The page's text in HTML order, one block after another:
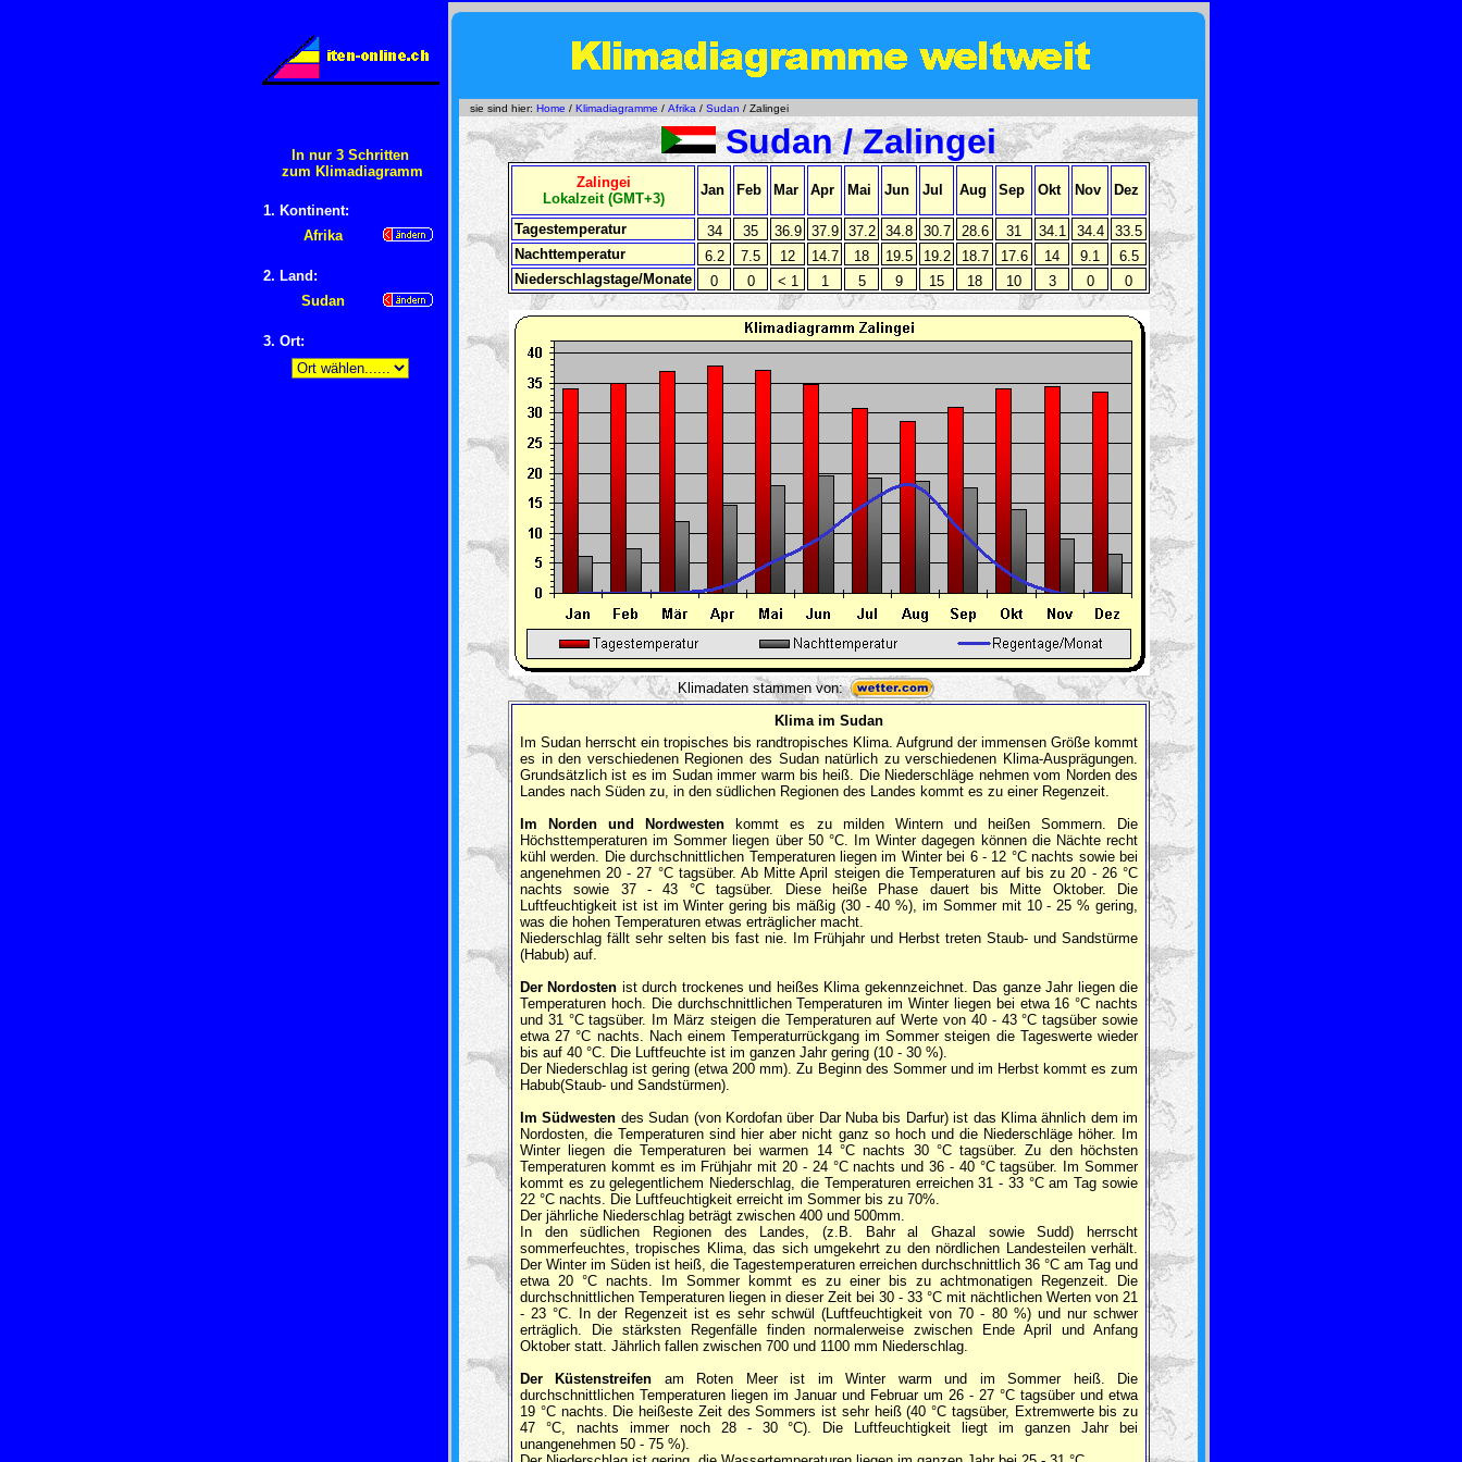
sie sind hier: Home / Klimadiagramme / Afrika / Sudan / Zalingei
In nur 3 Schritten
zum Klimadiagramm
1. Kontinent:
Afrika
2. Land:
Sudan
3. Ort:
Sudan / Zalingei
Zalingei
Lokalzeit (GMT+3)
Jan Feb Mar Apr Mai Jun Jul Aug Sep Okt Nov Dez
Tagestemperatur 34 35 36.9 37.9 37.2 34.8 30.7 28.6 31 34.1 34.4
33.5
Nachttemperatur
6.2 7.5 12 14.7 18 19.5 19.2 18.7 17.6 14 9.1
6.5
Niederschlagstage/Monate
0 0 < 1 1 5 9 15 18 10 3 0 0
Klimadaten stammen von:
Klima im Sudan
Im Sudan herrscht ein tropisches bis randtropisches Klima. Aufgrund der immensen Größe kommt
es in den verschiedenen Regionen des Sudan natürlich zu verschiedenen Klima-Ausprägungen.
Grundsätzlich ist es im Sudan immer warm bis heiß. Die Niederschläge nehmen vom Norden des
Landes nach Süden zu, in den südlichen Regionen des Landes kommt es zu einer Regenzeit.
Im Norden und Nordwesten kommt es zu milden Wintern und heißen Sommern. Die
Höchsttemperaturen im Sommer liegen über 50 °C. Im Winter dagegen können die Nächte recht
kühl werden. Die durchschnittlichen Temperaturen liegen im Winter bei 6 - 12 °C nachts sowie bei
angenehmen 20 - 27 °C tagsüber. Ab Mitte April steigen die Temperaturen auf bis zu 20 - 26 °C
nachts sowie 37 - 43 °C tagsüber. Diese heiße Phase dauert bis Mitte Oktober. Die
Luftfeuchtigkeit ist ist im Winter gering bis mäßig (30 - 40 %), im Sommer mit 10 - 25 % gering,
was die hohen Temperaturen etwas erträglicher macht.
Niederschlag fällt sehr selten bis fast nie. Im Frühjahr und Herbst treten Staub- und Sandstürme
(Habub) auf.
Der Nordosten ist durch trockenes und heißes Klima gekennzeichnet. Das ganze Jahr liegen die
Temperaturen hoch. Die durchschnittlichen Temperaturen im Winter liegen bei etwa 16 °C nachts
und 31 °C tagsüber. Im März steigen die Temperaturen auf Werte von 40 - 43 °C tagsüber sowie
etwa 27 °C nachts. Nach einem Temperaturrückgang im Sommer steigen die Tageswerte wieder
bis auf 40 °C. Die Luftfeuchte ist im ganzen Jahr gering (10 - 30 %).
Der Niederschlag ist gering (etwa 200 mm). Zu Beginn des Sommer und im Herbst kommt es zum
Habub(Staub- und Sandstürmen).
Im Südwesten des Sudan (von Kordofan über Dar Nuba bis Darfur) ist das Klima ähnlich dem im
Nordosten, die Temperaturen sind hier aber nicht ganz so hoch und die Niederschläge höher. Im
Winter liegen die Temperaturen bei warmen 14 °C nachts 30 °C tagsüber. Zu den höchsten
Temperaturen kommt es im Frühjahr mit 20 - 24 °C nachts und 36 - 40 °C tagsüber. Im Sommer
kommt es zu gelegentlichem Niederschlag, die Temperaturen erreichen 31 - 33 °C am Tag sowie
22 °C nachts. Die Luftfeuchtigkeit erreicht im Sommer bis zu 70%.
Der jährliche Niederschlag beträgt zwischen 400 und 500mm.
In den südlichen Regionen des Landes, (z.B. Bahr al Ghazal sowie Sudd) herrscht
sommerfeuchtes, tropisches Klima, das sich umgekehrt zu den nördlichen Landesteilen verhält.
Der Winter im Süden ist heiß, die Tagestemperaturen erreichen durchschnittlich 36 °C am Tag und
etwa 20 °C nachts. Im Sommer kommt es zu einer bis zu achtmonatigen Regenzeit. Die
durchschnittlichen Temperaturen liegen in dieser Zeit bei 30 - 33 °C mit nächtlichen Werten von 21
- 23 °C. In der Regenzeit ist es sehr schwül (Luftfeuchtigkeit von 70 - 80 %) und nur schwer
erträglich. Die stärksten Regenfälle finden normalerweise zwischen Ende April und Anfang
Oktober statt. Jährlich fallen zwischen 700 und 1100 mm Niederschlag.
Der Küstenstreifen am Roten Meer ist im Winter warm und im Sommer heiß. Die
durchschnittlichen Temperaturen liegen im Januar und Februar um 26 - 27 °C tagsüber und etwa
19 °C nachts. Die heißeste Zeit des Sommers ist sehr heiß (40 °C tagsüber, Extremwerte bis zu
47 °C, nachts immer noch 28 - 30 °C). Die Luftfeuchtigkeit liegt im ganzen Jahr bei
unangenehmen 50 - 75 %).